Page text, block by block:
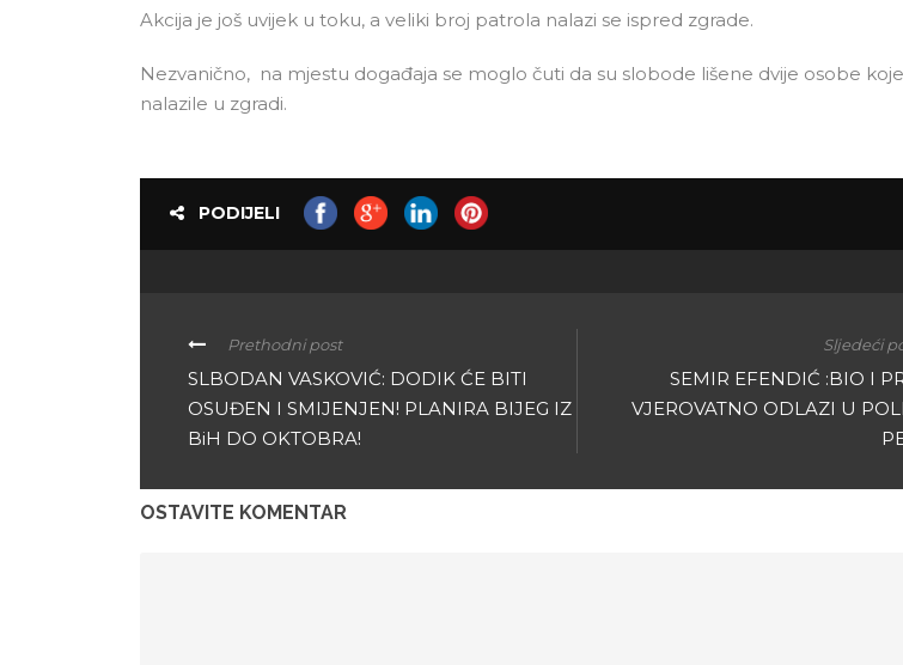
Akcija je još uvijek u toku, a veliki broj patrola nalazi se ispred zgrade.
Nezvanično, na mjestu događaja se moglo čuti da su slobode lišene dvije osobe
nalazile u zgradi.
PODIJELI
Prethodni post
SLBODAN VASKOVIĆ: DODIK ĆE BITI
OSUĐEN I SMIJENJEN! PLANIRA BIJEG IZ
BiH DO OKTOBRA!
Sljedeći
SEMIR EFENDIĆ :BIO I
VJEROVATNO ODLAZI U
OSTAVITE KOMENTAR